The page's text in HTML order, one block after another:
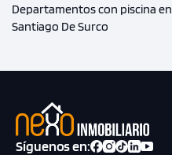
Departamentos con piscina en
Santiago De Surco
Síguenos en: